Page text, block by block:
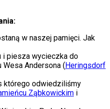
w naszej pamięci. Jak
i piesza wycieczka do
Andersona (Heringsdorf
którego odwiedziliśmy
Ząbkowickim i